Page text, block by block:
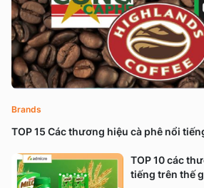
TOP 15 Các thương hiệu cà phê nổi
Brands
TOP 10 các
tiếng trên thế